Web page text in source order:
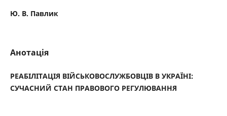
Ю. В. Павлик
Анотація
РЕАБІЛІТАЦІЯ ВІЙСЬКОВОСЛУЖБОВЦІВ В УКРАЇНІ:
СУЧАСНИЙ СТАН ПРАВОВОГО РЕГУЛЮВАННЯ